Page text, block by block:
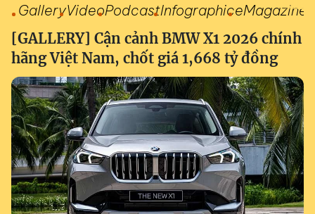
GalleryVideoPodcastInfographiceMagazine
[GALLERY] Cận cảnh BMW X1 2026 chính
hãng Việt Nam, chốt giá 1,668 tỷ đồng